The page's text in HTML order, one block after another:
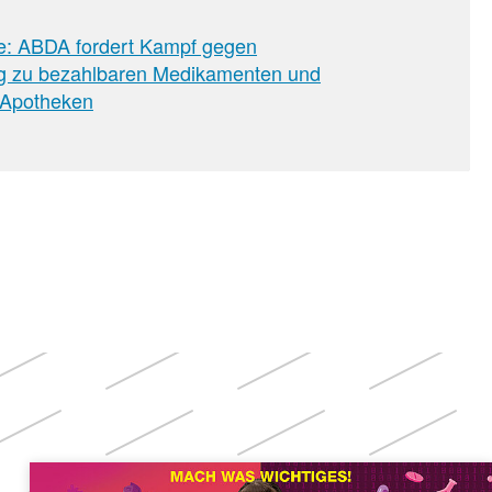
ABDA fordert Kampf gegen
zu bezahlbaren Medikamenten und